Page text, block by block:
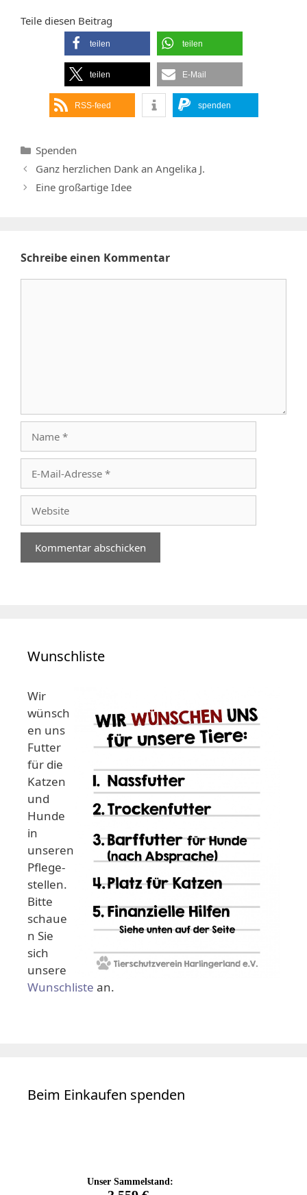
Teile diesen Beitrag
teilen teilen
teilen E-Mail
RSS-feed spenden
Kategorien
Spenden
Ganz herzlichen Dank an Angelika J.
Eine großartige Idee
Schreibe einen Kommentar
Mail-
Adresse
Wunschliste
Wir
wünsch
en uns
Futter
für die
Katzen
und
Hunde
in
unseren
Pflege-
stellen.
Bitte
schaue
n Sie
sich
unsere
Wunschliste an.
Beim Einkaufen spenden